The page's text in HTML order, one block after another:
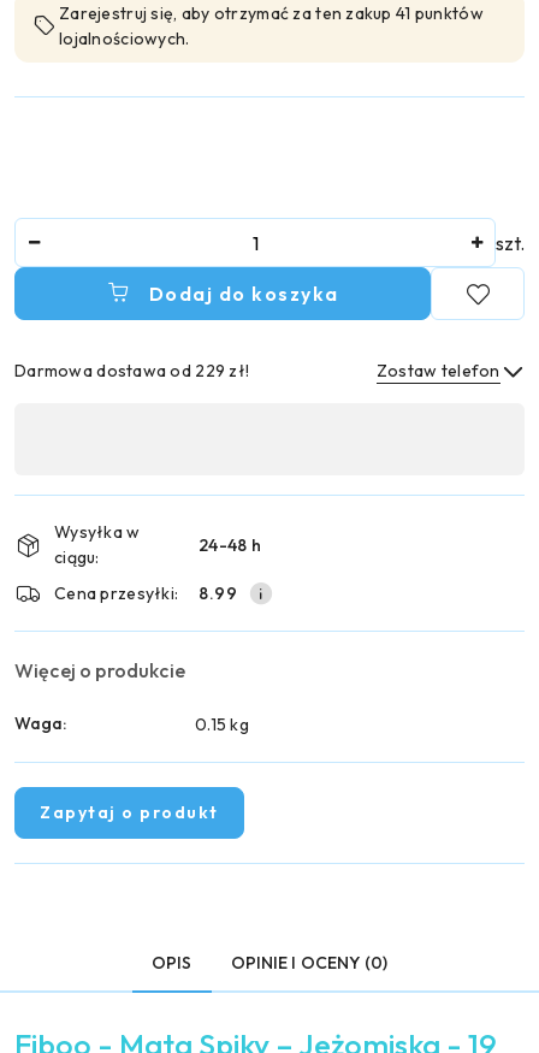
Zarejestruj się, aby otrzymać za ten zakup 41 punktów
lojalnościowych.
szt.
Dodaj do koszyka
Darmowa dostawa od 229 zł! Zostaw telefon
płatność
dostawa
Wysyłka w
ciągu:
24-48 h
Cena przesyłki: 8.99
Więcej o produkcie
Waga: 0.15 kg
Zapytaj o produkt
OPIS OPINIE I OCENY (0)
Fiboo - Mata Spiky – Jeżomiska - 19